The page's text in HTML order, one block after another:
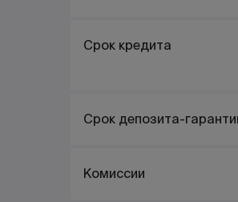
Срок кредита
Срок депозита-
Комиссии